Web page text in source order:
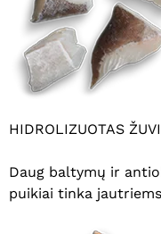
HIDROLIZUOTAS
Daug baltymų ir
puikiai tinka